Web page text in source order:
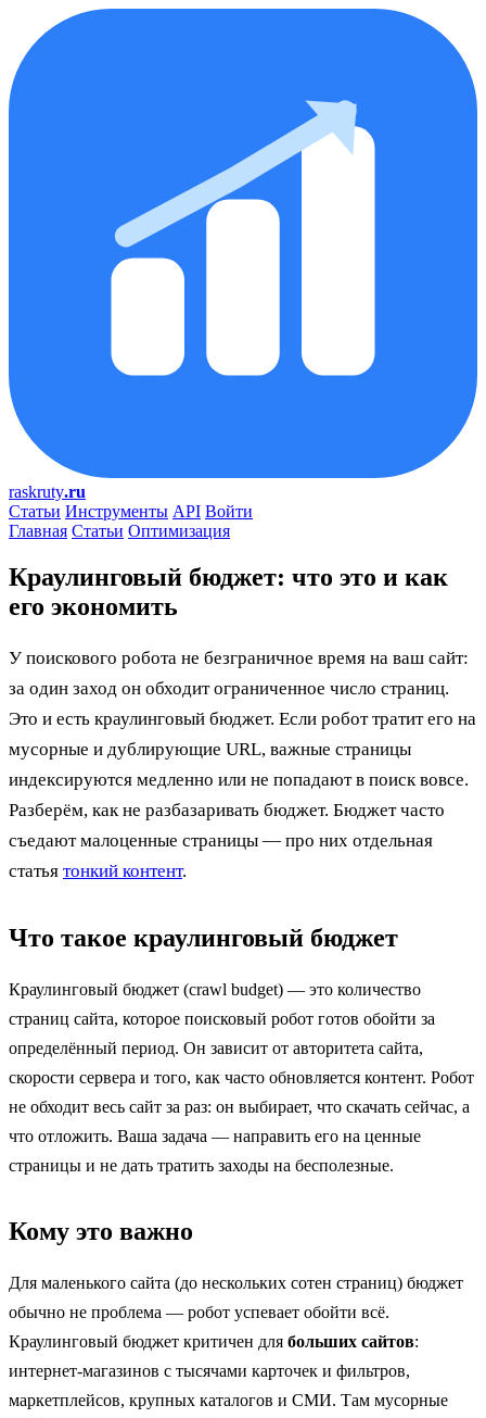
raskruty.ru
Статьи Инструменты API Войти
Главная Статьи Оптимизация
Краулинговый бюджет: что это и как
его экономить
У поискового робота не безграничное время на ваш сайт:
за один заход он обходит ограниченное число страниц.
Это и есть краулинговый бюджет. Если робот тратит его на
мусорные и дублирующие URL, важные страницы
индексируются медленно или не попадают в поиск вовсе.
Разберём, как не разбазаривать бюджет. Бюджет часто
съедают малоценные страницы — про них отдельная
статья тонкий контент.
Что такое краулинговый бюджет
Краулинговый бюджет (crawl budget) — это количество
страниц сайта, которое поисковый робот готов обойти за
определённый период. Он зависит от авторитета сайта,
скорости сервера и того, как часто обновляется контент. Робот
не обходит весь сайт за раз: он выбирает, что скачать сейчас, а
что отложить. Ваша задача — направить его на ценные
страницы и не дать тратить заходы на бесполезные.
Кому это важно
Для маленького сайта (до нескольких сотен страниц) бюджет
обычно не проблема — робот успевает обойти всё.
Краулинговый бюджет критичен для больших сайтов:
интернет-магазинов с тысячами карточек и фильтров,
маркетплейсов, крупных каталогов и СМИ. Там мусорные